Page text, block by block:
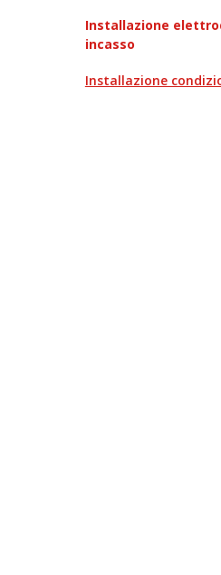
Installazione
incasso
Installazione